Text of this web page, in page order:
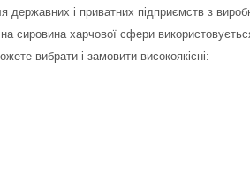
державних і приватних підприємств з
сировина харчової сфери
вибрати і замовити високоякісні: